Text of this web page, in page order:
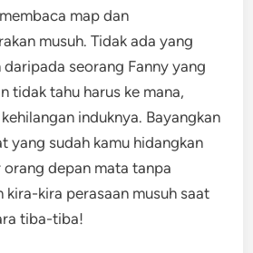
map dan
musuh. Tidak ada yang
seorang Fanny yang
tidak tahu harus ke mana,
induknya. Bayangkan
yang sudah kamu hidangkan
depan mata tanpa
kira-kira perasaan musuh saat
tiba-tiba!